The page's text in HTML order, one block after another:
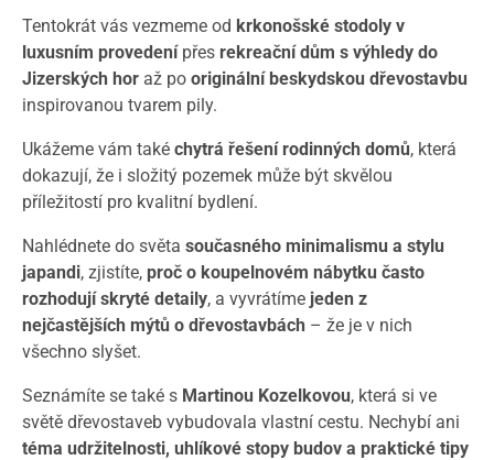
Tentokrát vás vezmeme od krkonošské stodoly v
luxusním provedenípřes rekreační dům s výhledy do
Jizerských hor až po originální beskydskou dřevostavbu
inspirovanou tvarem pily.
Ukážeme vám také chytrá řešení rodinných domů, která
dokazují, že i složitý pozemek může být skvělou
příležitostí pro kvalitní bydlení.
Nahlédnete do světa současného minimalismu a stylu
japandi, zjistíte, proč o koupelnovém nábytku často
rozhodují skryté detaily, a vyvrátíme jeden z
nejčastějších mýtů o dřevostavbách – že je v nich
všechno slyšet.
Seznámíte se také s Martinou Kozelkovou, která si ve
světě dřevostaveb vybudovala vlastní cestu. Nechybí ani
téma udržitelnosti, uhlíkové stopy budov a praktické tipy